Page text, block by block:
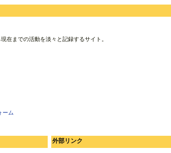
在までの活動を淡々と記録するサイト。
ーム
外部リンク